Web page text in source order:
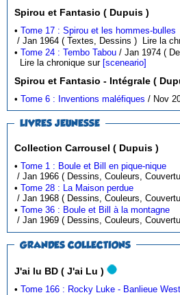
Spirou et Fantasio ( Dupuis )
•Tome 17 : Spirou et les hommes-bulles
/ Jan 1964 ( Textes, Dessins ) Lire la
•Tome 24 : Tembo Tabou
/
Lire la chronique sur [sceneario]
Spirou et Fantasio - Intégrale (
•Tome 6 : Inventions maléfiques
LIVRES JEUNESSE
Collection Carrousel ( Dupuis )
•Tome 1 : Boule et Bill en pique-nique
/ Jan 1966 ( Dessins, Couleurs,
•Tome 28 : La Maison perdue
/ Jan 1968 ( Dessins, Couleurs,
•Tome 36 : Boule et Bill à la montagne
/ Jan 1969 ( Dessins, Couleurs,
GRANDES COLLECTIONS
J'ai lu BD ( J'ai Lu )
•Tome 166 : Rocky Luke - Banlieue West